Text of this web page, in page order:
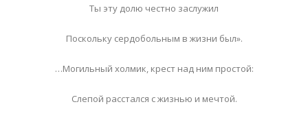
Ты эту долю честно заслужил
Поскольку сердобольным в жизни был».
…Могильный холмик, крест над ним простой:
Слепой расстался с жизнью и мечтой.